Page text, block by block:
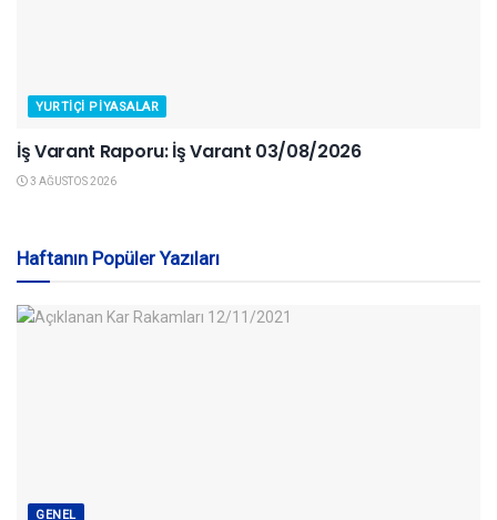
YURTIÇI PIYASALAR
İş Varant Raporu: İş Varant 03/08/2026
3 AĞUSTOS 2026
Haftanın Popüler Yazıları
GENEL